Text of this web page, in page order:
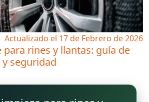
Actualizado el 17 de Febrero de 2026
para rines y llantas: guía de
seguridad